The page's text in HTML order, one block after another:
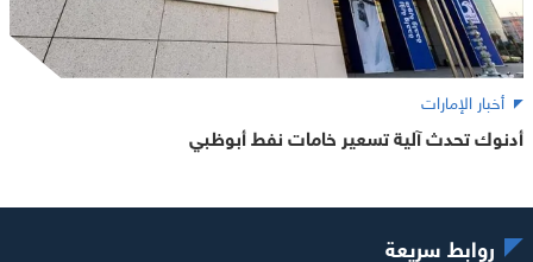
أخبار الإمارات
أدنوك تحدث آلية تسعير خامات نفط أبوظبي
روابط سريعة